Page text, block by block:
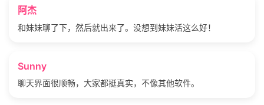
阿杰
和妹妹聊了下，然后就出来了。没想到妹妹活这么好！
Sunny
聊天界面很顺畅，大家都挺真实，不像其他软件。